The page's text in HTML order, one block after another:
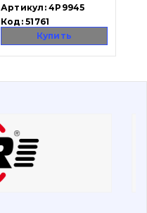
Артикул:4P9945
Код:51761
Купить